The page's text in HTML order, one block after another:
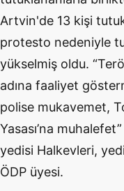
Artvin'de 13 kişi
protesto nedeniyle
yükselmiş oldu.
adına faaliyet
polise mukavemet,
Yasası’na
yedisi Halkevleri,
ÖDP üyesi.